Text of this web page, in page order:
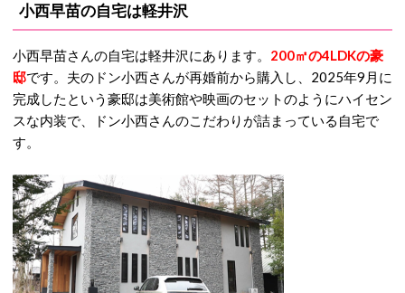
小西早苗の自宅は軽井沢
小西早苗さんの自宅は軽井沢にあります。 200㎡の4LDKの豪
邸です。夫のドン小西さんが再婚前から購入し、2025年9月に
完成したという豪邸は美術館や映画のセットのようにハイセン
スな内装で、ドン小西さんのこだわりが詰まっている自宅で
す。